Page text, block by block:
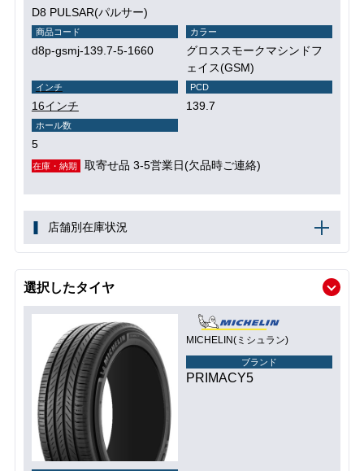
D8 PULSAR(パルサー)
商品コード
d8p-gsmj-139.7-5-1660
カラー
グロススモークマシンドフ
ェイス(GSM)
インチ
16インチ
PCD
139.7
ホール数
5
在庫・納期 取寄せ品 3-5営業日(欠品時ご連絡)
店舗別在庫状況
選択したタイヤ
MICHELIN(ミシュラン)
ブランド
PRIMACY5